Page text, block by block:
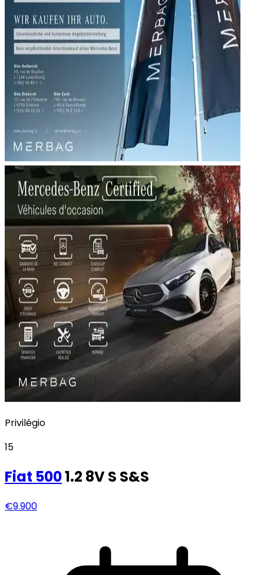
Privilégio
15
Fiat 5001.2 8V S S&S
€9.900